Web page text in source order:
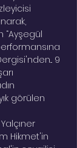
“Ayşegül
9
görülen
Hikmet'in